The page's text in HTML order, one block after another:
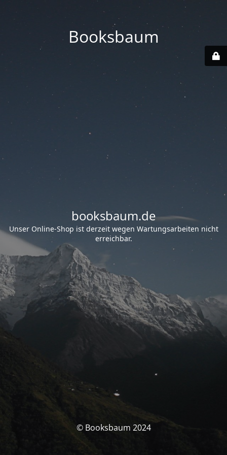
Booksbaum
booksbaum.de
Unser Online-Shop ist derzeit wegen Wartungsarbeiten nicht
erreichbar.
© Booksbaum 2024